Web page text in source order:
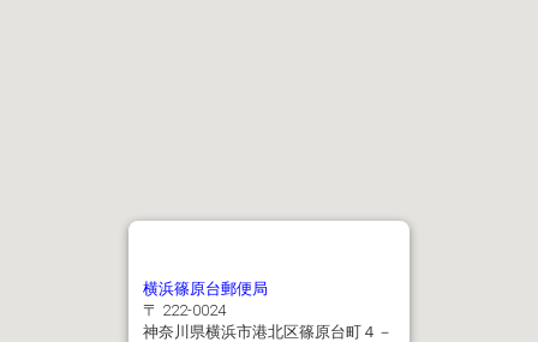
横浜篠原台郵便局
〒 222-0024
神奈川県横浜市港北区篠原台町４－